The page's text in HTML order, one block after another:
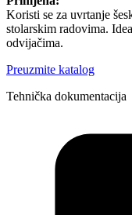
Koristi se za uvrtanje
stolarskim radovima.
odvijačima.
Preuzmite katalog
Tehnička dokumentacija